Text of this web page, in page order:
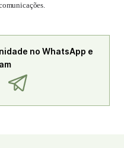
no WhatsApp e